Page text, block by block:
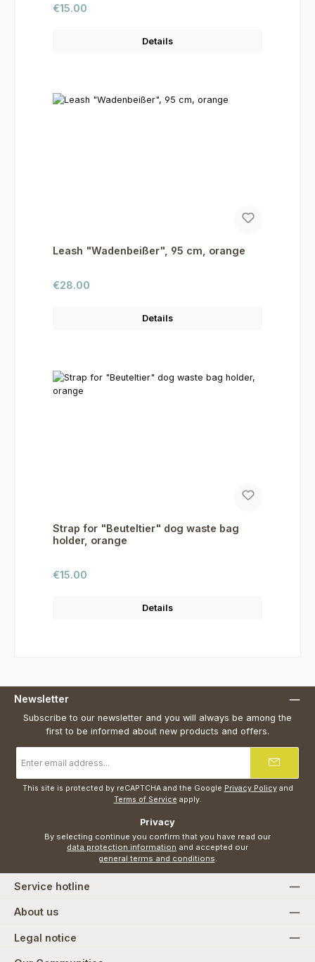
Regular price:
€15.00
Details
Leash "Wadenbeißer", 95 cm, orange
Regular price:
€28.00
Details
Strap for "Beuteltier" dog waste bag
holder, orange
Regular price:
€15.00
Details
Newsletter
Subscribe to our newsletter and you will always be among the
first to be informed about new products and offers.
address
*
This site is protected by reCAPTCHA and the Google Privacy Policyand
Terms of Service apply.
Privacy
data protection information
general terms and conditions.
Service hotline
About us
Legal notice